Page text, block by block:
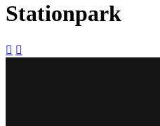
Stationpark
 